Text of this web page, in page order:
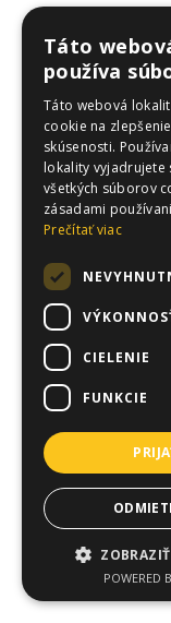
Táto
používa
Táto webová
cookie na
skúsenosti.
lokality vyjadrujete
všetkých súborov
zásadami
Prečítať viac
CIELENIE
FUNKCIE
POWERED